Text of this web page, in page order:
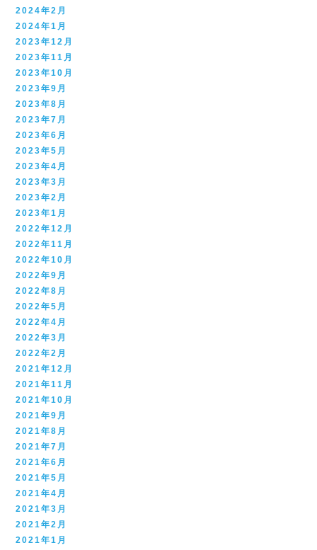
2024年2月
2024年1月
2023年12月
2023年11月
2023年10月
2023年9月
2023年8月
2023年7月
2023年6月
2023年5月
2023年4月
2023年3月
2023年2月
2023年1月
2022年12月
2022年11月
2022年10月
2022年9月
2022年8月
2022年5月
2022年4月
2022年3月
2022年2月
2021年12月
2021年11月
2021年10月
2021年9月
2021年8月
2021年7月
2021年6月
2021年5月
2021年4月
2021年3月
2021年2月
2021年1月